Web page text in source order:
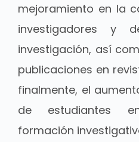
mejoramiento en la
investigadores y
investigación, así
publicaciones en
finalmente, el
de estudiantes
formación